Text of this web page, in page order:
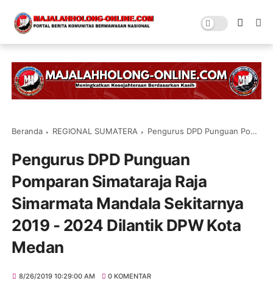
Beranda REGIONAL SUMATERA Pengurus DPD Punguan Pomparan Simataraja Raja Simarmata Mandala Sekitarnya 2019 - 2024 Dilantik DPW Kota Medan
Pengurus DPD Punguan
Pomparan Simataraja Raja
Simarmata Mandala Sekitarnya
2019 - 2024 Dilantik DPW Kota
Medan
8/26/2019 10:29:00 AM 0 KOMENTAR